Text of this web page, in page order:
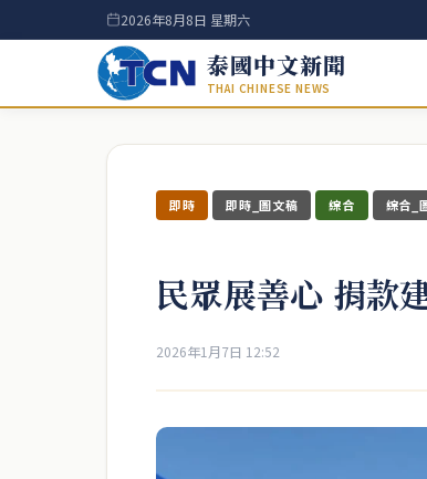
2026年8月8日 星期六
泰國中文新聞
THAI CHINESE NEWS
即時 即時_圖文稿 綜合 綜合_
民眾展善心 捐款
2026年1月7日 12:52